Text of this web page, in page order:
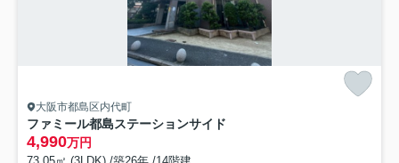
大阪市都島区内代町
ファミール都島ステーションサイド
4,990万円